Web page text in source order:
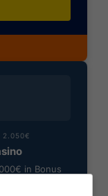
2.050€
in Bonus